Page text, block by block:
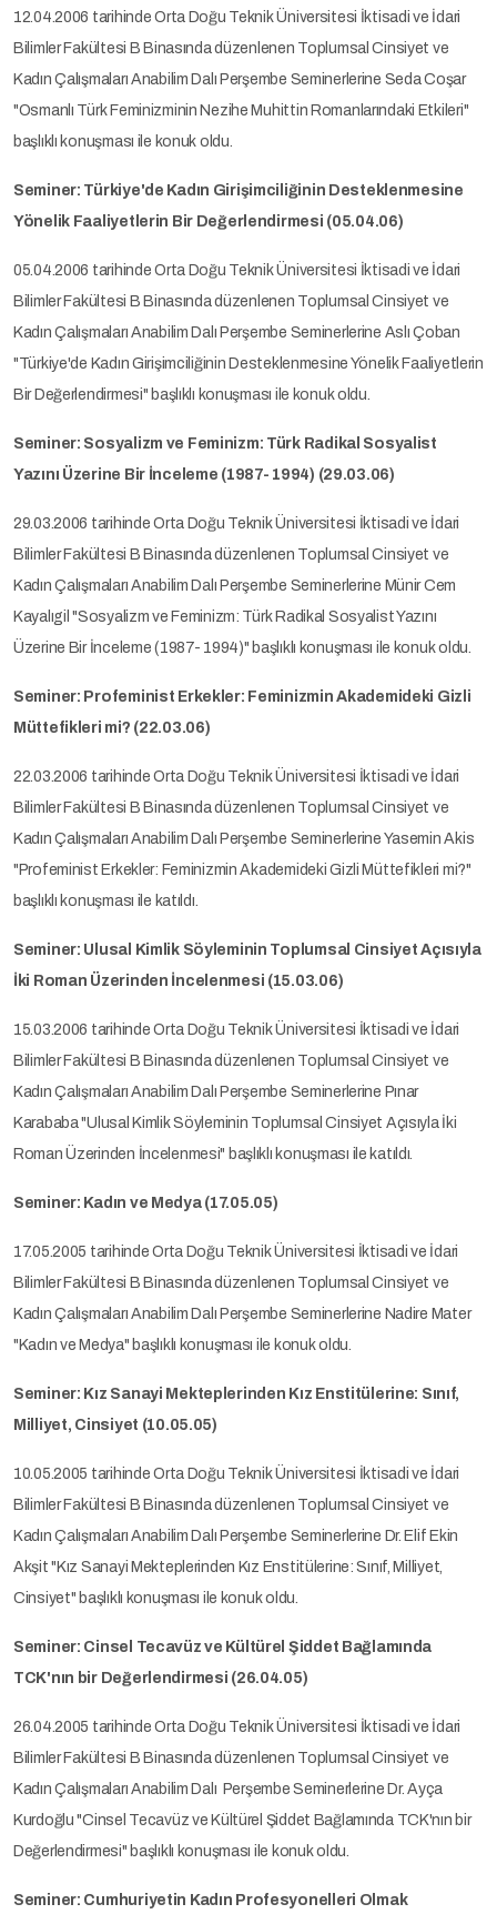
12.04.2006 tarihinde Orta Doğu Teknik Üniversitesi İktisadi ve İdari
Bilimler Fakültesi B Binasında düzenlenen Toplumsal Cinsiyet ve
Kadın Çalışmaları Anabilim Dalı Perşembe Seminerlerine Seda Coşar
"Osmanlı Türk Feminizminin Nezihe Muhittin Romanlarındaki Etkileri"
başlıklı konuşması ile konuk oldu.
Seminer: Türkiye'de Kadın Girişimciliğinin Desteklenmesine
Yönelik Faaliyetlerin Bir Değerlendirmesi (05.04.06)
05.04.2006 tarihinde Orta Doğu Teknik Üniversitesi İktisadi ve İdari
Bilimler Fakültesi B Binasında düzenlenen Toplumsal Cinsiyet ve
Kadın Çalışmaları Anabilim Dalı Perşembe Seminerlerine Aslı Çoban
"Türkiye'de Kadın Girişimciliğinin Desteklenmesine Yönelik Faaliyetlerin
Bir Değerlendirmesi" başlıklı konuşması ile konuk oldu.
Seminer: Sosyalizm ve Feminizm: Türk Radikal Sosyalist
Yazını Üzerine Bir İnceleme (1987- 1994) (29.03.06)
29.03.2006 tarihinde Orta Doğu Teknik Üniversitesi İktisadi ve İdari
Bilimler Fakültesi B Binasında düzenlenen Toplumsal Cinsiyet ve
Kadın Çalışmaları Anabilim Dalı Perşembe Seminerlerine Münir Cem
Kayalıgil "Sosyalizm ve Feminizm: Türk Radikal Sosyalist Yazını
Üzerine Bir İnceleme (1987- 1994)" başlıklı konuşması ile konuk oldu.
Seminer: Profeminist Erkekler: Feminizmin Akademideki Gizli
Müttefikleri mi? (22.03.06)
22.03.2006 tarihinde Orta Doğu Teknik Üniversitesi İktisadi ve İdari
Bilimler Fakültesi B Binasında düzenlenen Toplumsal Cinsiyet ve
Kadın Çalışmaları Anabilim Dalı Perşembe Seminerlerine Yasemin Akis
"Profeminist Erkekler: Feminizmin Akademideki Gizli Müttefikleri mi?"
başlıklı konuşması ile katıldı.
Seminer: Ulusal Kimlik Söyleminin Toplumsal Cinsiyet Açısıyla
İki Roman Üzerinden İncelenmesi (15.03.06)
15.03.2006 tarihinde Orta Doğu Teknik Üniversitesi İktisadi ve İdari
Bilimler Fakültesi B Binasında düzenlenen Toplumsal Cinsiyet ve
Kadın Çalışmaları Anabilim Dalı Perşembe Seminerlerine Pınar
Karababa "Ulusal Kimlik Söyleminin Toplumsal Cinsiyet Açısıyla İki
Roman Üzerinden İncelenmesi" başlıklı konuşması ile katıldı.
Seminer: Kadın ve Medya (17.05.05)
17.05.2005 tarihinde Orta Doğu Teknik Üniversitesi İktisadi ve İdari
Bilimler Fakültesi B Binasında düzenlenen Toplumsal Cinsiyet ve
Kadın Çalışmaları Anabilim Dalı Perşembe Seminerlerine Nadire Mater
"Kadın ve Medya" başlıklı konuşması ile konuk oldu.
Seminer: Kız Sanayi Mekteplerinden Kız Enstitülerine: Sınıf,
Milliyet, Cinsiyet (10.05.05)
10.05.2005 tarihinde Orta Doğu Teknik Üniversitesi İktisadi ve İdari
Bilimler Fakültesi B Binasında düzenlenen Toplumsal Cinsiyet ve
Kadın Çalışmaları Anabilim Dalı Perşembe Seminerlerine Dr. Elif Ekin
Akşit "Kız Sanayi Mekteplerinden Kız Enstitülerine: Sınıf, Milliyet,
Cinsiyet" başlıklı konuşması ile konuk oldu.
Seminer: Cinsel Tecavüz ve Kültürel Şiddet Bağlamında
TCK'nın bir Değerlendirmesi (26.04.05)
26.04.2005 tarihinde Orta Doğu Teknik Üniversitesi İktisadi ve İdari
Bilimler Fakültesi B Binasında düzenlenen Toplumsal Cinsiyet ve
Kadın Çalışmaları Anabilim Dalı Perşembe Seminerlerine Dr. Ayça
Kurdoğlu "Cinsel Tecavüz ve Kültürel Şiddet Bağlamında TCK'nın bir
Değerlendirmesi" başlıklı konuşması ile konuk oldu.
Seminer: Cumhuriyetin Kadın Profesyonelleri Olmak